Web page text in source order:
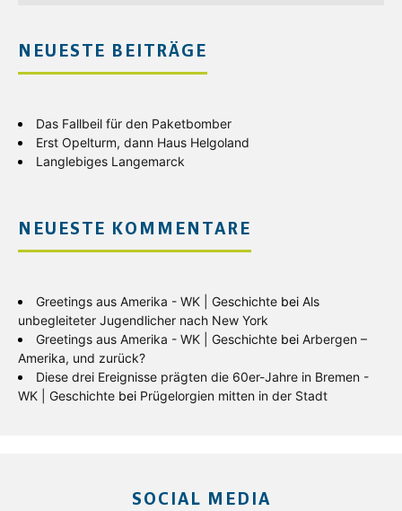
NEUESTE BEITRÄGE
Das Fallbeil für den Paketbomber
Erst Opelturm, dann Haus Helgoland
Langlebiges Langemarck
NEUESTE KOMMENTARE
Greetings aus Amerika - WK | Geschichte bei Als
unbegleiteter Jugendlicher nach New York
Greetings aus Amerika - WK | Geschichte bei Arbergen –
Amerika, und zurück?
Diese drei Ereignisse prägten die 60er-Jahre in Bremen -
WK | Geschichte bei Prügelorgien mitten in der Stadt
SOCIAL MEDIA